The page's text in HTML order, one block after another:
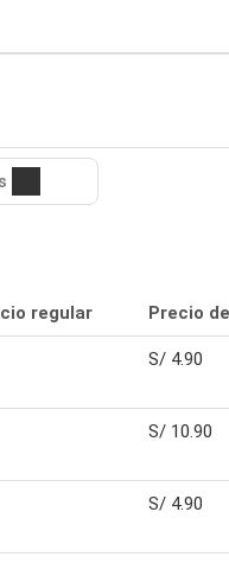
regular Precio
S/ 4.90
S/ 10.90
S/ 4.90